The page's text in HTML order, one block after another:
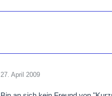
27. April 2009